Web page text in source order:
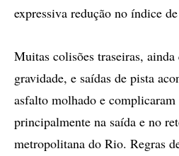
expressiva redução no índice
Muitas colisões traseiras, ainda
gravidade, e saídas de pista
asfalto molhado e
principalmente na saída e no
metropolitana do Rio. Regras